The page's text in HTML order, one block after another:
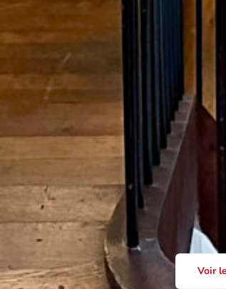
Voir